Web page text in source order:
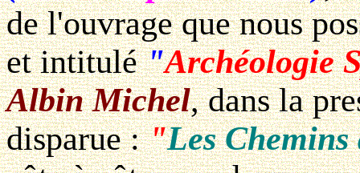
de l'ouvrage que nous
et intitulé"Archéologie
Albin Michel, dans la
disparue :"Les